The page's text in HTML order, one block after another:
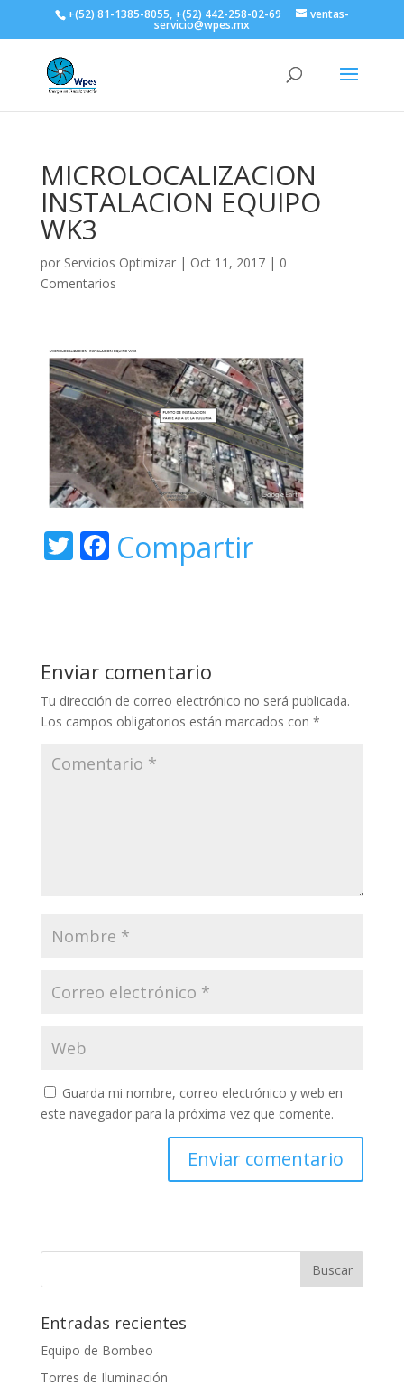
+(52) 81-1385-8055, +(52) 442-258-02-69 ventas-
servicio@wpes.mx
MICROLOCALIZACION
INSTALACION EQUIPO
WK3
por Servicios Optimizar| Oct 11, 2017| 0
Comentarios
T F
o
o
k
Compartir
Enviar comentario
Tu dirección de correo electrónico no será publicada.
Los campos obligatorios están marcados con *
Guarda mi nombre, correo electrónico y web en
este navegador para la próxima vez que comente.
Entradas recientes
Equipo de Bombeo
Torres de Iluminación